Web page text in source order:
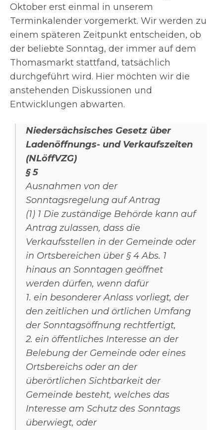
Oktober erst einmal in unserem
Terminkalender vorgemerkt. Wir werden zu
einem späteren Zeitpunkt entscheiden, ob
der beliebte Sonntag, der immer auf dem
Thomasmarkt stattfand, tatsächlich
durchgeführt wird. Hier möchten wir die
anstehenden Diskussionen und
Entwicklungen abwarten.
Niedersächsisches Gesetz über
Ladenöffnungs- und Verkaufszeiten
(NLöffVZG)
§ 5
Ausnahmen von der
Sonntagsregelung auf Antrag
(1) 1 Die zuständige Behörde kann auf
Antrag zulassen, dass die
Verkaufsstellen in der Gemeinde oder
in Ortsbereichen über § 4 Abs. 1
hinaus an Sonntagen geöffnet
werden dürfen, wenn dafür
1. ein besonderer Anlass vorliegt, der
den zeitlichen und örtlichen Umfang
der Sonntagsöffnung rechtfertigt,
2. ein öffentliches Interesse an der
Belebung der Gemeinde oder eines
Ortsbereichs oder an der
überörtlichen Sichtbarkeit der
Gemeinde besteht, welches das
Interesse am Schutz des Sonntags
überwiegt, oder